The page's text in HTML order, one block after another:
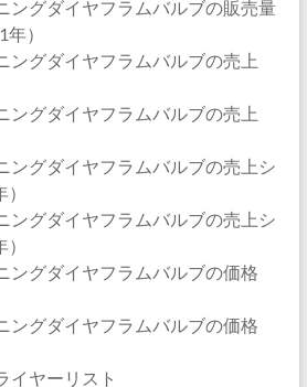
ングダイヤフラムバルブの販売量
）
ングダイヤフラムバルブの売上
ングダイヤフラムバルブの売上
ングダイヤフラムバルブの売上シ
ングダイヤフラムバルブの売上シ
ングダイヤフラムバルブの価格
ングダイヤフラムバルブの価格
イヤーリスト